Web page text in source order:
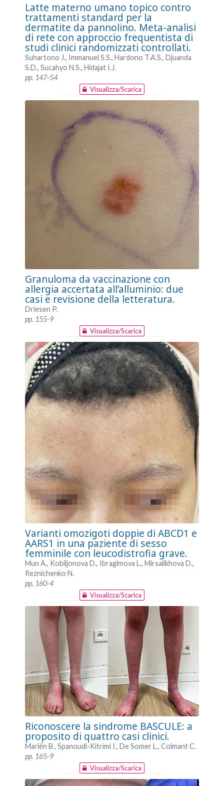
Latte materno umano topico contro
trattamenti standard per la
dermatite da pannolino. Meta-analisi
di rete con approccio frequentista di
studi clinici randomizzati controllati.
Suhartono J., Immanuel S.S., Hardono T.A.S., Djuanda
S.D., Sucahyo N.S., Hidajat I.J.
pp. 147-54
Visualizza/Scarica
Granuloma da vaccinazione con
allergia accertata all’alluminio: due
casi e revisione della letteratura.
Driesen P.
pp. 155-9
Visualizza/Scarica
Varianti omozigoti doppie di ABCD1 e
AARS1 in una paziente di sesso
femminile con leucodistrofia grave.
Mun A., Kobiljonova D., Ibragimova L., Mirsalikhova D.,
Reznichenko N.
pp. 160-4
Visualizza/Scarica
Riconoscere la sindrome BASCULE: a
proposito di quattro casi clinici.
Mariën B., Spanoudi-Kitrimi I., De Somer L., Colmant C.
pp. 165-9
Visualizza/Scarica